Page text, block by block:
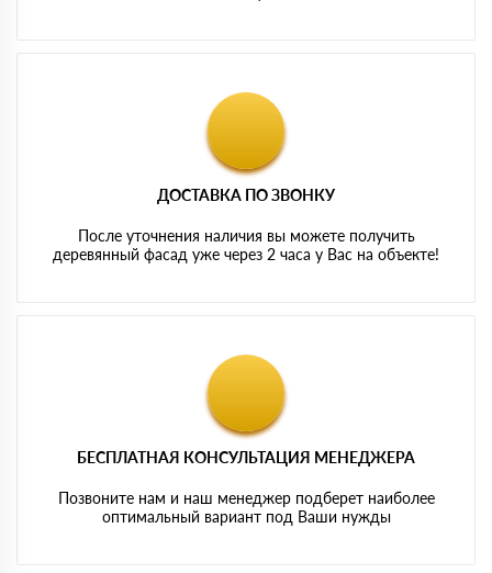
ДОСТАВКА ПО ЗВОНКУ
После уточнения наличия вы можете получить
деревянный фасад уже через 2 часа у Вас на объекте!
БЕСПЛАТНАЯ КОНСУЛЬТАЦИЯ МЕНЕДЖЕРА
Позвоните нам и наш менеджер подберет наиболее
оптимальный вариант под Ваши нужды